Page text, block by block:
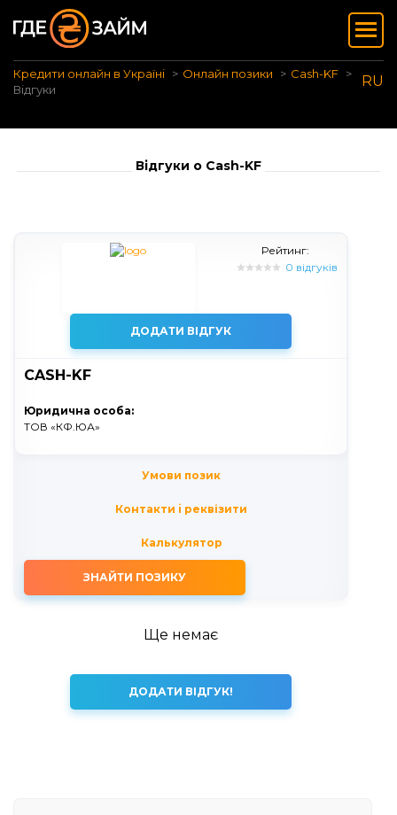
Кредити онлайн в Україні Онлайн позики
Cash-KF
Відгуки
RU
Відгуки о Cash-KF
Рейтинг:
0 відгуків
ДОДАТИ ВІДГУК
CASH-KF
Юридична особа:
ТОВ «КФ.ЮА»
Умови позик
Контакти i реквізити
Калькулятор
ЗНАЙТИ ПОЗИКУ
Ще немає
ДОДАТИ ВІДГУК!